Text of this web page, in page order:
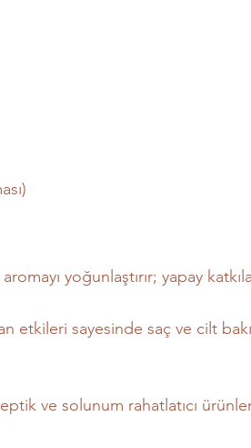
yoğunlaştırır; yapay
etkileri sayesinde saç ve cilt
ve solunum rahatlatıcı